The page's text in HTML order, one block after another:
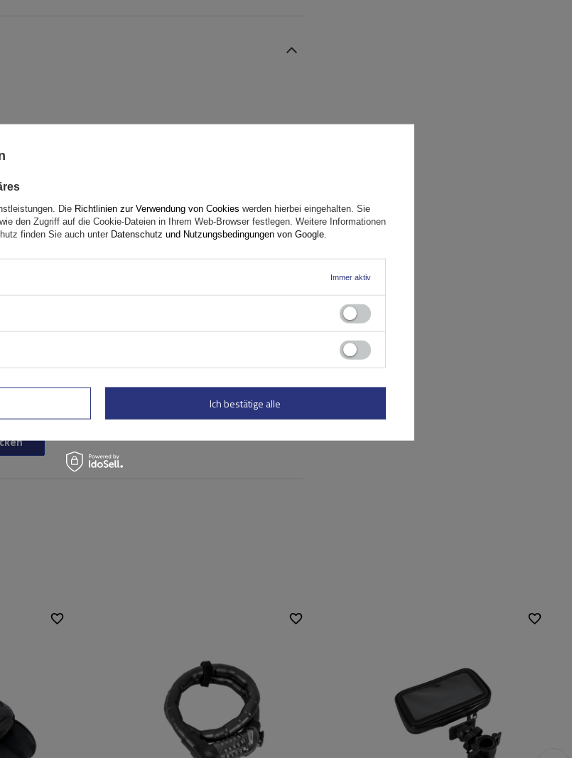
beleuchtetes Schloss
Die Richtlinien zur Verwendung von Cookies werden hierbei eingehalten. Sie
den Zugriff auf die Cookie-Dateien in Ihrem Web-Browser festlegen. Weitere Informationen
finden Sie auch unter Datenschutz und Nutzungsbedingungen von Google
Immer aktiv
Ich bestätige alle